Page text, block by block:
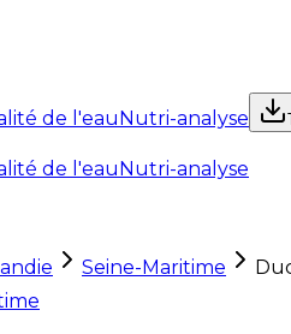
de l'eauNutri-analyse
de l'eauNutri-analyse
Seine-Maritime